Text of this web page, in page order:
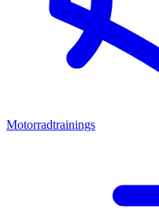
Motorradtrainings